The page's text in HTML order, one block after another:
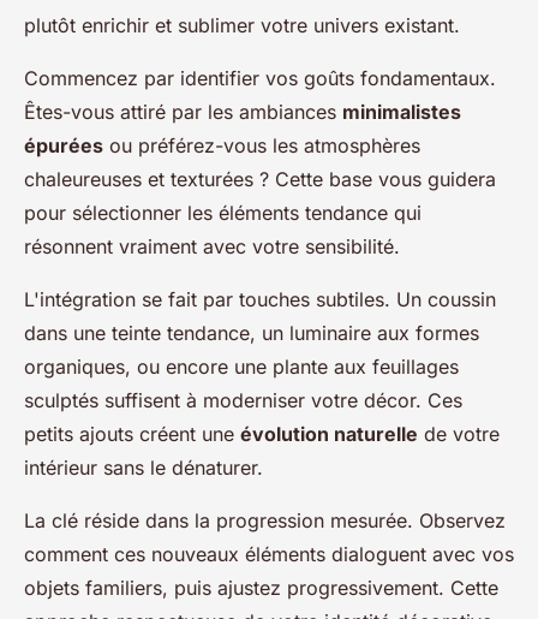
plutôt enrichir et sublimer votre univers existant.
Commencez par identifier vos goûts fondamentaux.
Êtes-vous attiré par les ambiances minimalistes
épurées ou préférez-vous les atmosphères
chaleureuses et texturées ? Cette base vous guidera
pour sélectionner les éléments tendance qui
résonnent vraiment avec votre sensibilité.
L'intégration se fait par touches subtiles. Un coussin
dans une teinte tendance, un luminaire aux formes
organiques, ou encore une plante aux feuillages
sculptés suffisent à moderniser votre décor. Ces
petits ajouts créent une évolution naturelle de votre
intérieur sans le dénaturer.
La clé réside dans la progression mesurée. Observez
comment ces nouveaux éléments dialoguent avec vos
objets familiers, puis ajustez progressivement. Cette